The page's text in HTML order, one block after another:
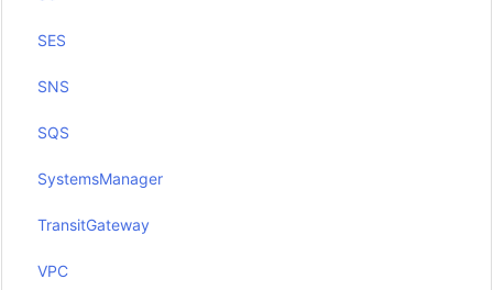
SES
SNS
SQS
SystemsManager
TransitGateway
VPC